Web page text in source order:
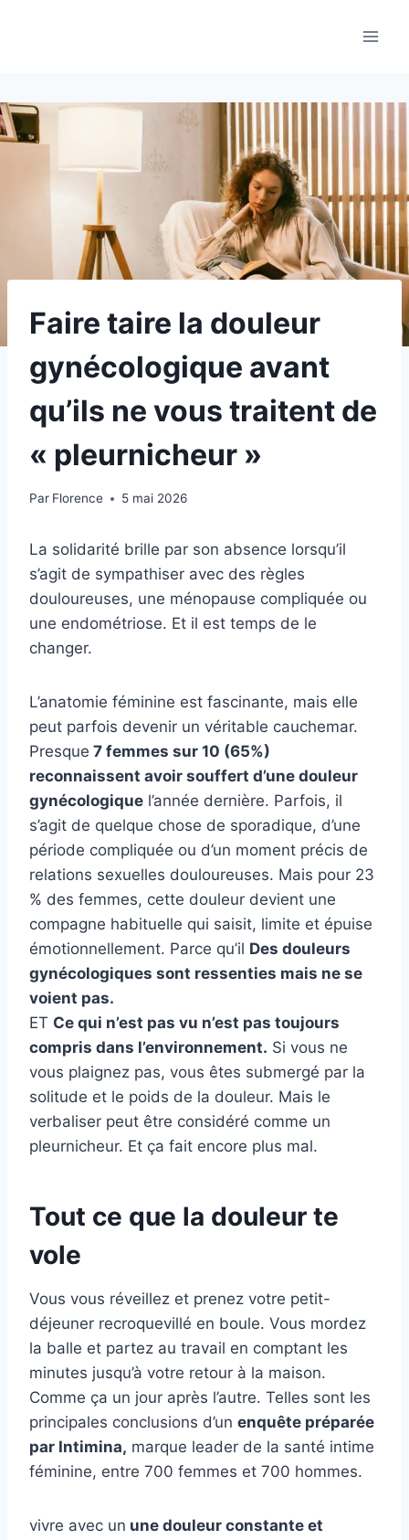
Faire taire la douleur
gynécologique avant
qu’ils ne vous traitent de
« pleurnicheur »
Par Florence 5 mai 2026
La solidarité brille par son absence lorsqu’il
s’agit de sympathiser avec des règles
douloureuses, une ménopause compliquée ou
une endométriose. Et il est temps de le
changer.
L’anatomie féminine est fascinante, mais elle
peut parfois devenir un véritable cauchemar.
Presque 7 femmes sur 10 (65%)
reconnaissent avoir souffert d’une douleur
gynécologique l’année dernière. Parfois, il
s’agit de quelque chose de sporadique, d’une
période compliquée ou d’un moment précis de
relations sexuelles douloureuses. Mais pour 23
% des femmes, cette douleur devient une
compagne habituelle qui saisit, limite et épuise
émotionnellement. Parce qu’il Des douleurs
gynécologiques sont ressenties mais ne se
voient pas.
ET Ce qui n’est pas vu n’est pas toujours
compris dans l’environnement. Si vous ne
vous plaignez pas, vous êtes submergé par la
solitude et le poids de la douleur. Mais le
verbaliser peut être considéré comme un
pleurnicheur. Et ça fait encore plus mal.
Tout ce que la douleur te
vole
Vous vous réveillez et prenez votre petit-
déjeuner recroquevillé en boule. Vous mordez
la balle et partez au travail en comptant les
minutes jusqu’à votre retour à la maison.
Comme ça un jour après l’autre. Telles sont les
principales conclusions d’un enquête préparée
par Intimina, marque leader de la santé intime
féminine, entre 700 femmes et 700 hommes.
vivre avec un une douleur constante et